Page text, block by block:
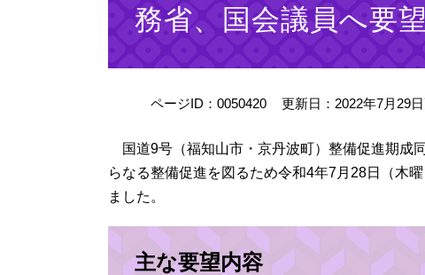
務省、国会議員へ要
ページID：0050420 更新日：2022年7月29
国道9号（福知山市・京丹波町）整備促進期成
らなる整備促進を図るため令和4年7月28日（木
ました。
主な要望内容